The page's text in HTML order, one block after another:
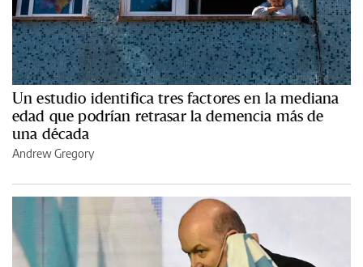
Un estudio identifica tres factores en la mediana
edad que podrían retrasar la demencia más de
una década
Andrew Gregory